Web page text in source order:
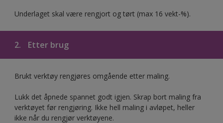
Underlaget skal være rengjort og tørt (max 16 vekt-%).
2. Etter brug
Brukt verktøy rengjøres omgående etter maling.
Lukk det åpnede spannet godt igjen. Skrap bort maling fra
verktøyet før rengjøring. Ikke hell maling i avløpet, heller
ikke når du rengjør verktøyene.